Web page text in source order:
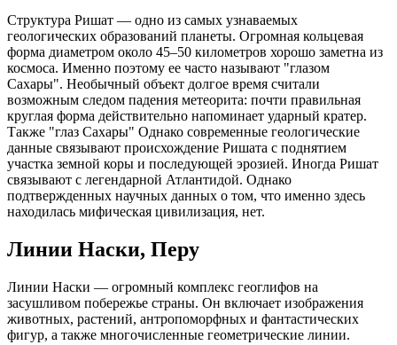
Структура Ришат — одно из самых узнаваемых
геологических образований планеты. Огромная кольцевая
форма диаметром около 45–50 километров хорошо заметна из
космоса. Именно поэтому ее часто называют "глазом
Сахары". Необычный объект долгое время считали
возможным следом падения метеорита: почти правильная
круглая форма действительно напоминает ударный кратер.
Также "глаз Сахары" Однако современные геологические
данные связывают происхождение Ришата с поднятием
участка земной коры и последующей эрозией. Иногда Ришат
связывают с легендарной Атлантидой. Однако
подтвержденных научных данных о том, что именно здесь
находилась мифическая цивилизация, нет.
Линии Наски, Перу
Линии Наски — огромный комплекс геоглифов на
засушливом побережье страны. Он включает изображения
животных, растений, антропоморфных и фантастических
фигур, а также многочисленные геометрические линии.